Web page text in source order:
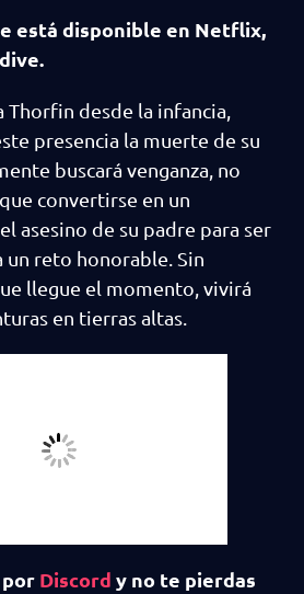
está disponible en Netflix,
Thorfin desde la infancia,
presencia la muerte de su
buscará venganza, no
convertirse en un
asesino de su padre para ser
un reto honorable. Sin
llegue el momento, vivirá
en tierras altas.
Discord y no te pierdas